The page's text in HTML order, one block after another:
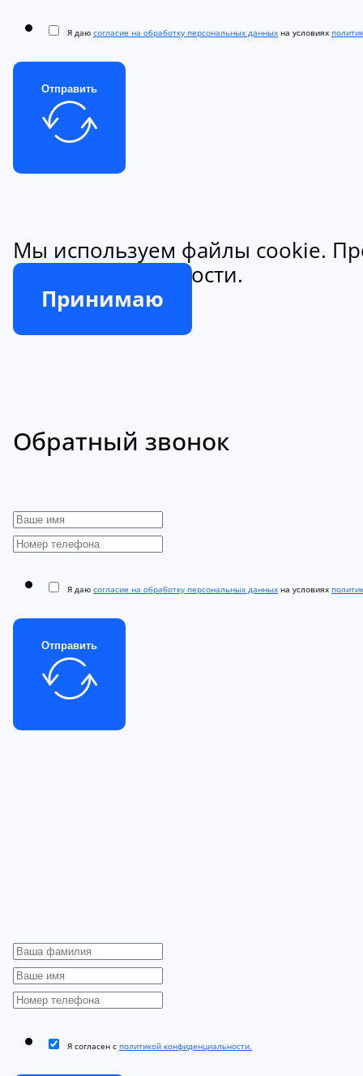
Я даю согласие на обработку персональных данных на условиях
Отправить
Мы используем файлы cookie.
конфиденциальности.
Принимаю
Обратный звонок
Я даю согласие на обработку персональных данных на условиях
Отправить
Я согласен с политикой конфиденциальности.